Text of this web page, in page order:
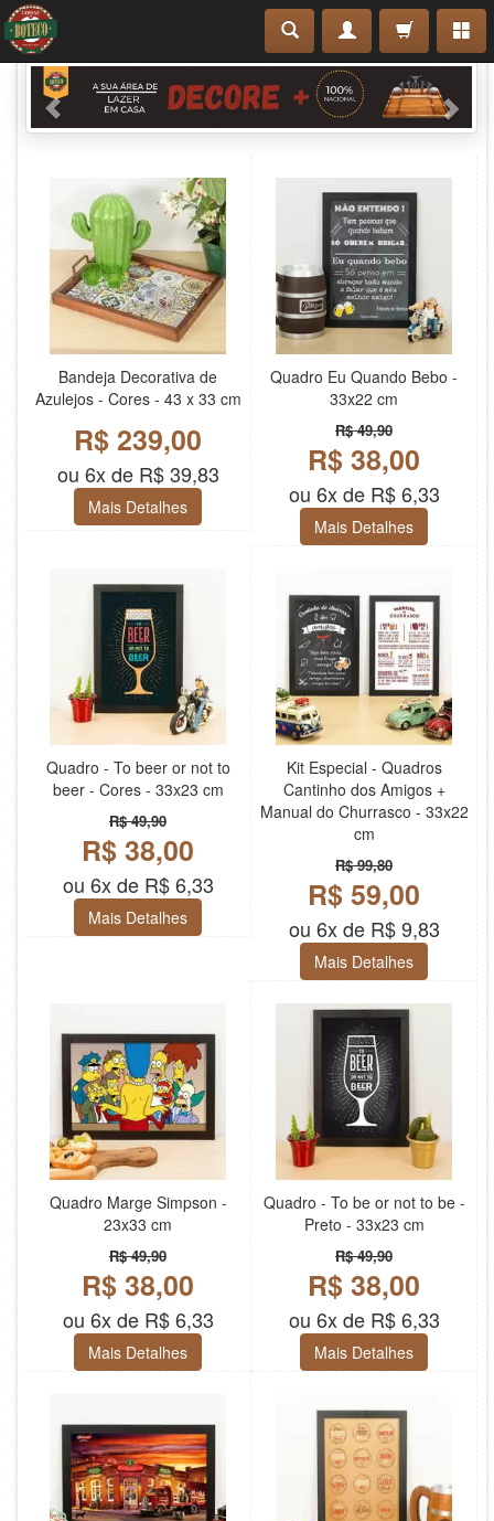
Bandeja Decorativa de
Azulejos - Cores - 43 x 33 cm
R$ 239,00
ou 6x de R$ 39,83
Mais Detalhes
Quadro Eu Quando Bebo -
33x22 cm
R$ 49,90
R$ 38,00
ou 6x de R$ 6,33
Mais Detalhes
Quadro - To beer or not to
beer - Cores - 33x23 cm
R$ 49,90
R$ 38,00
ou 6x de R$ 6,33
Mais Detalhes
Kit Especial - Quadros
Cantinho dos Amigos +
Manual do Churrasco - 33x22
cm
R$ 99,80
R$ 59,00
ou 6x de R$ 9,83
Mais Detalhes
Quadro Marge Simpson -
23x33 cm
R$ 49,90
R$ 38,00
ou 6x de R$ 6,33
Mais Detalhes
Quadro - To be or not to be -
Preto - 33x23 cm
R$ 49,90
R$ 38,00
ou 6x de R$ 6,33
Mais Detalhes